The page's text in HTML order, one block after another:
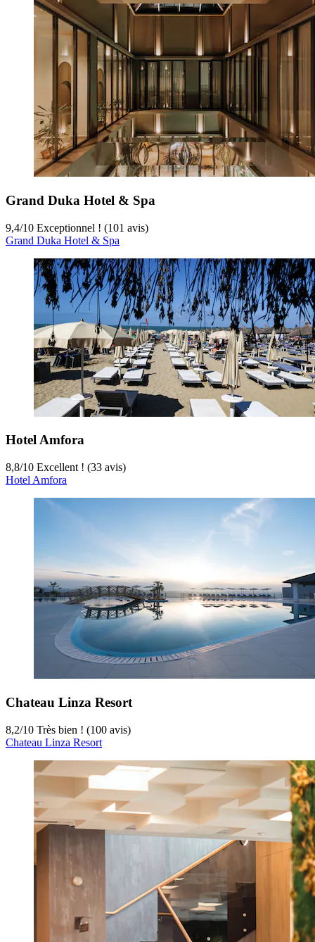
Grand Duka Hotel & Spa
9,4/10 Exceptionnel ! (101 avis)
Grand Duka Hotel & Spa
Hotel Amfora
8,8/10 Excellent ! (33 avis)
Hotel Amfora
Chateau Linza Resort
8,2/10 Très bien ! (100 avis)
Chateau Linza Resort